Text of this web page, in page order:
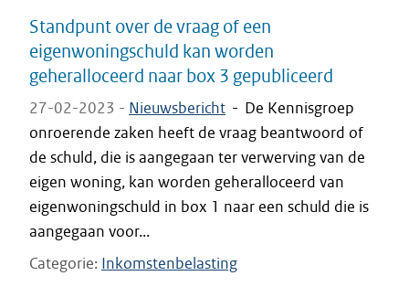
Standpunt over de vraag of een
eigenwoningschuld kan worden
geheralloceerd naar box 3 gepubliceerd
27-02-2023 - Nieuwsbericht - De Kennisgroep
onroerende zaken heeft de vraag beantwoord of
de schuld, die is aangegaan ter verwerving van de
eigen woning, kan worden geheralloceerd van
eigenwoningschuld in box 1 naar een schuld die is
aangegaan voor...
Categorie Inkomstenbelasting